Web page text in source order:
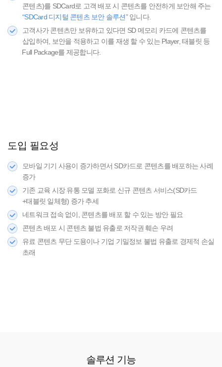
콘텐츠)를 SDCard로 고객 배포 시 콘텐츠를 안전하게 보안해 주는
“SDCard 디지털 콘텐츠 보안 솔루션”입니다.
고객사가 콘텐츠만 보유하고 있다면 SD 메모리 카드에 콘텐츠를
삽입하여, 보안을 적용하고 이를 재생 할 수 있는 Player, 태블릿 등
Full Package를 제공합니다.
도입 필요성
모바일 기기 사용이 증가하면서 SD카드로 콘텐츠를 배포하는 사례
증가
기존 교육 시장 유통 모델 포화로 신규 콘텐츠 서비스(SD카드
+태블릿 일체형) 증가 추세
네트워크 접속 없이, 콘텐츠를 배포 할 수 있는 방안 필요
콘텐츠 배포 시 콘텐츠 불법 유출로 저작권 훼손 우려
유료 콘텐츠 무단 도용이나 기업 기밀정보 불법 유출로 경제적 손실
초래
솔루션 기능